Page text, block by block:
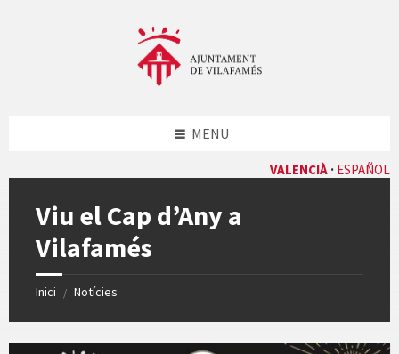
VALENCIÀ ESPAÑOL
MENU
Viu el Cap d’Any a
Vilafamés
Inici / Notícies